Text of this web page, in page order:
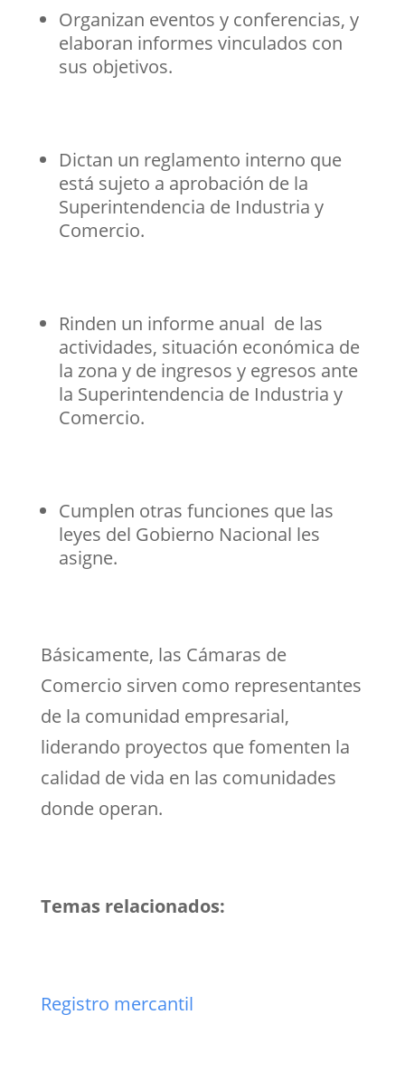
Organizan eventos y conferencias, y
elaboran informes vinculados con
sus objetivos.
Dictan un reglamento interno que
está sujeto a aprobación de la
Superintendencia de Industria y
Comercio.
Rinden un informe anual de las
actividades, situación económica de
la zona y de ingresos y egresos ante
la Superintendencia de Industria y
Comercio.
Cumplen otras funciones que las
leyes del Gobierno Nacional les
asigne.
Básicamente, las Cámaras de
Comercio sirven como representantes
de la comunidad empresarial,
liderando proyectos que fomenten la
calidad de vida en las comunidades
donde operan.
Temas relacionados:
Registro mercantil